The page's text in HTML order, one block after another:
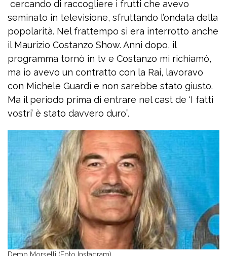
cercando di raccogliere i frutti che avevo
seminato in televisione, sfruttando l’ondata della
popolarità. Nel frattempo si era interrotto anche
il Maurizio Costanzo Show. Anni dopo, il
programma tornò in tv e Costanzo mi richiamò,
ma io avevo un contratto con la Rai, lavoravo
con Michele Guardì e non sarebbe stato giusto.
Ma il periodo prima di entrare nel cast de ‘I fatti
vostri’ è stato davvero duro”.